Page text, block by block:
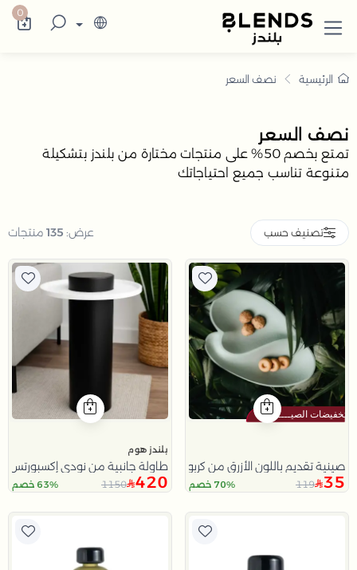
تسوقي نصف السعر أونلاين في السعودية بخصم حتى 50%
اكتشف في بلندز السعودية تشكيلة تضم ترامس0
الرئيسية نصف السعر
نصف السعر
تمتع بخصم 50% على منتجات مختارة من بلندز بتشكيلة
متنوعة تناسب جميع احتياجاتك
تصنيف حسب عرض: 135 منتجات
صينية تقديم باللون الأزرق من كربون
35
119 70% خصم
بلندز هوم
طاولة جانبية من نودي إكسبورتس
420
1150 63% خصم